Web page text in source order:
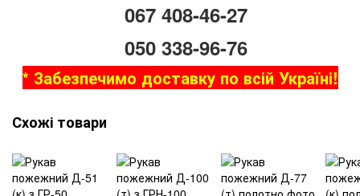
067 408-46-27
050 338-96-76
* Забезпечимо доставку по всій Україні!
Схожі товари